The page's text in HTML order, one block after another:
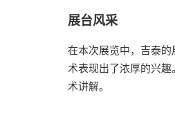
展台风采
在本次展览中，吉泰
术表现出了浓厚的兴
术讲解。